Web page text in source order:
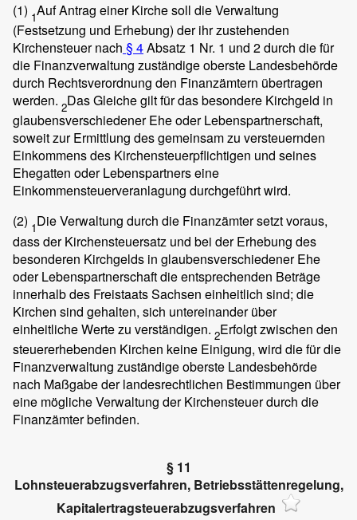
(1) 1Auf Antrag einer Kirche soll die Verwaltung
(Festsetzung und Erhebung) der ihr zustehenden
Kirchensteuer nach § 4Absatz 1 Nr. 1 und 2 durch die für
die Finanzverwaltung zuständige oberste Landesbehörde
durch Rechtsverordnung den Finanzämtern übertragen
werden. 2Das Gleiche gilt für das besondere Kirchgeld in
glaubensverschiedener Ehe oder Lebenspartnerschaft,
soweit zur Ermittlung des gemeinsam zu versteuernden
Einkommens des Kirchensteuerpflichtigen und seines
Ehegatten oder Lebenspartners eine
Einkommensteuerveranlagung durchgeführt wird.
(2) 1Die Verwaltung durch die Finanzämter setzt voraus,
dass der Kirchensteuersatz und bei der Erhebung des
besonderen Kirchgelds in glaubensverschiedener Ehe
oder Lebenspartnerschaft die entsprechenden Beträge
innerhalb des Freistaats Sachsen einheitlich sind; die
Kirchen sind gehalten, sich untereinander über
einheitliche Werte zu verständigen. 2Erfolgt zwischen den
steuererhebenden Kirchen keine Einigung, wird die für die
Finanzverwaltung zuständige oberste Landesbehörde
nach Maßgabe der landesrechtlichen Bestimmungen über
eine mögliche Verwaltung der Kirchensteuer durch die
Finanzämter befinden.
§ 11
Lohnsteuerabzugsverfahren, Betriebsstättenregelung,
Kapitalertragsteuerabzugsverfahren